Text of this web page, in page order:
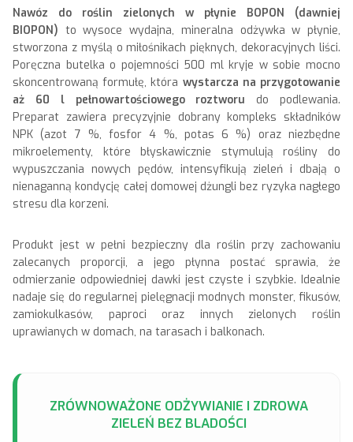
Nawóz do roślin zielonych w płynie BOPON (dawniej
BIOPON) to wysoce wydajna, mineralna odżywka w płynie,
stworzona z myślą o miłośnikach pięknych, dekoracyjnych liści.
Poręczna butelka o pojemności 500 ml kryje w sobie mocno
skoncentrowaną formułę, która wystarcza na przygotowanie
aż 60 l pełnowartościowego roztworu do podlewania.
Preparat zawiera precyzyjnie dobrany kompleks składników
NPK (azot 7 %, fosfor 4 %, potas 6 %) oraz niezbędne
mikroelementy, które błyskawicznie stymulują rośliny do
wypuszczania nowych pędów, intensyfikują zieleń i dbają o
nienaganną kondycję całej domowej dżungli bez ryzyka nagłego
stresu dla korzeni.
Produkt jest w pełni bezpieczny dla roślin przy zachowaniu
zalecanych proporcji, a jego płynna postać sprawia, że
odmierzanie odpowiedniej dawki jest czyste i szybkie. Idealnie
nadaje się do regularnej pielęgnacji modnych monster, fikusów,
zamiokulkasów, paproci oraz innych zielonych roślin
uprawianych w domach, na tarasach i balkonach.
ZRÓWNOWAŻONE ODŻYWIANIE I ZDROWA
ZIELEŃ BEZ BLADOŚCI